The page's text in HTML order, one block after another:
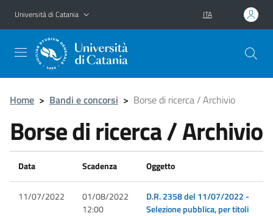
Vai al contenuto principale
Vai al menu di navigazione
Università di Catania ITA
Home > Bandi e concorsi > Borse di ricerca / Archivio
Borse di ricerca / Archivio
Data Scadenza Oggetto
11/07/2022
01/08/2022
12:00
D.R. 2358 del 11/07/2022 -
Selezione pubblica, per titoli